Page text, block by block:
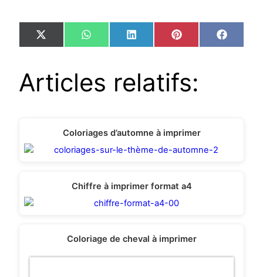
Share
on
X
(Twitter)
Share
on
WhatsAppShare
on
LinkedIn Share
on
Pinterest Share
on
Articles relatifs:
Coloriages d’automne à imprimer
Chiffre à imprimer format a4
Coloriage de cheval à imprimer